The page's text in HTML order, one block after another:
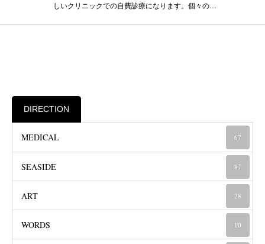
しいクリニックでの自費診療になります。個々の…
DIRECTION
MEDICAL 67
SEASIDE 87
ART 28
WORDS 10
WORDS